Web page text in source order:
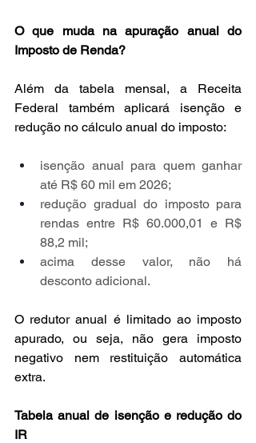
O que muda na apuração anual do
Imposto de Renda?
Além da tabela mensal, a Receita
Federal também aplicará isenção e
redução no cálculo anual do imposto:
isenção anual para quem ganhar
até R$ 60 mil em 2026;
redução gradual do imposto para
rendas entre R$ 60.000,01 e R$
88,2 mil;
acima desse valor, não há
desconto adicional.
O redutor anual é limitado ao imposto
apurado, ou seja, não gera imposto
negativo nem restituição automática
extra.
Tabela anual de isenção e redução do
IR